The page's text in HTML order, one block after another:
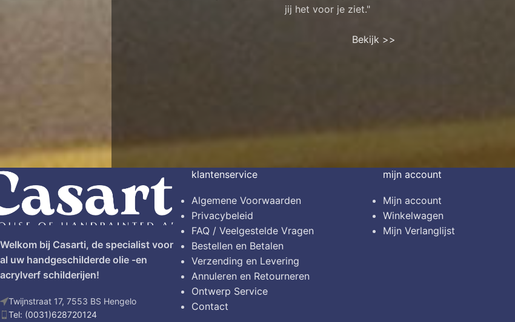
jij het voor je ziet."
Bekijk >>
Welkom bij Casarti, de specialist voor
al uw handgeschilderde olie -en
acrylverf schilderijen!
Twijnstraat 17, 7553 BS Hengelo
Tel: (0031)628720124
klantenservice
Algemene Voorwaarden
Privacybeleid
FAQ / Veelgestelde Vragen
Bestellen en Betalen
Verzending en Levering
Annuleren en Retourneren
Ontwerp Service
Contact
mijn account
Mijn account
Winkelwagen
Mijn Verlanglijst